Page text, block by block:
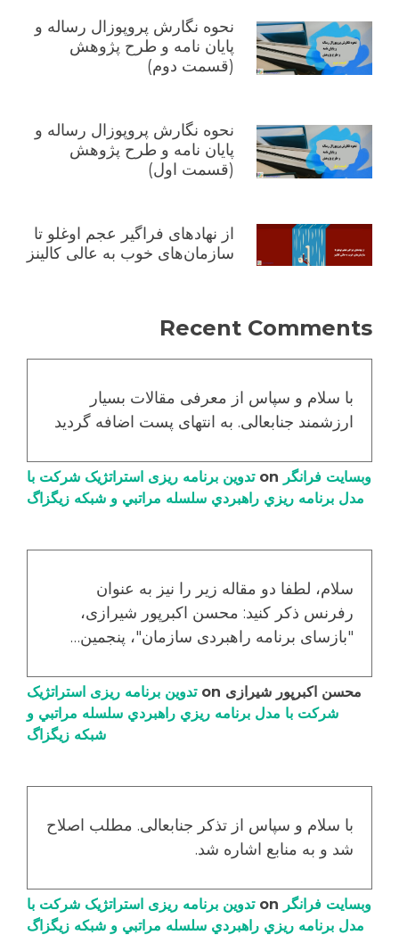
نحوه نگارش پروپوزال رساله و
پایان نامه و طرح پژوهش
(قسمت دوم)
نحوه نگارش پروپوزال رساله و
پایان نامه و طرح پژوهش
(قسمت اول)
از نهادهای فراگیر عجم اوغلو تا
سازمان‌های خوب به عالی کالینز
Recent Comments
با سلام و سپاس از معرفی مقالات بسیار
ارزشمند جنابعالی. به انتهای پست اضافه گردید
وبسایت فرانگر
تدوین برنامه ریزی استراتژیک شرکت با
مدل برنامه ریزي راهبردي سلسله مراتبي و شبکه زیگزاگ
سلام، لطفا دو مقاله زیر را نیز به عنوان
رفرنس ذکر کنید: محسن اکبرپور شیرازی،
"بازسای برنامه راهبردی سازمان"، پنجمین…
محسن اکبرپور شیرازی
تدوین برنامه ریزی استراتژیک
شرکت با مدل برنامه ریزي راهبردي سلسله مراتبي و
شبکه زیگزاگ
با سلام و سپاس از تذکر جنابعالی. مطلب اصلاح
شد و به منابع اشاره شد.
وبسایت فرانگر
تدوین برنامه ریزی استراتژیک شرکت با
مدل برنامه ریزي راهبردي سلسله مراتبي و شبکه زیگزاگ